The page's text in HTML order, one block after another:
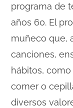
programa de
años 60. El
muñeco que,
canciones,
hábitos,
comer o
diversos